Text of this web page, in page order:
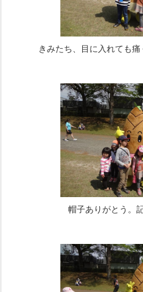
きみたち、目に入れても痛
帽子ありがとう。